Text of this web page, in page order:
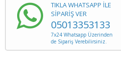
TIKLA WHATSAPP İLE
SİPARİŞ VER
05013353133
7x24 Whatsapp Üzerinden
de Sipariş Verebilirsiniz.